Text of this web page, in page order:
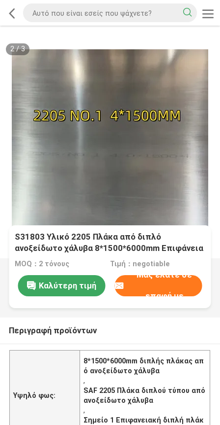
2/3
S31803 Υλικό 2205 Πλάκα από διπλό
ανοξείδωτο χάλυβα 8*1500*6000mm Επιφάνεια
NO.1
MOQ：2 τόνους Τιμή：negotiable
Καλύτερη τιμή
Μας ελάτε σε
επαφή με
Περιγραφή προϊόντων
Υψηλό φως:
8*1500*6000mm διπλής πλάκας απ
ό ανοξείδωτο χάλυβα
,
SAF 2205 Πλάκα διπλού τύπου από
ανοξείδωτο χάλυβα
,
Σημείο 1 Επιφανειακή διπλή πλάκ